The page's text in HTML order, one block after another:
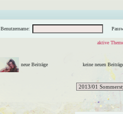
Benutzername:
aktive
neue Beiträge keine neuen